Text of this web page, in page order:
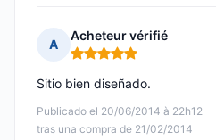
A
Acheteur vérifié
Nota: 5 de 5
Publicado el 20/06/2014 à 22h12
tras una compra de 21/02/2014
Sitio bien diseñado.